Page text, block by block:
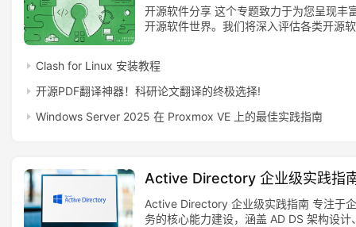
问
答
社
区
更
面
开源软件分享 这个专题致力于为您呈现丰
开源软件世界。我们将深入评估各类开源
Clash for Linux 安装教程
开源PDF翻译神器！科研论文翻译的终极选择!
Windows Server 2025 在 Proxmox VE 上的最佳实践指南
Active Directory 企业级实践指
Active Directory 企业级实践指南 专注于
务的核心能力建设，涵盖 AD DS 架构设计